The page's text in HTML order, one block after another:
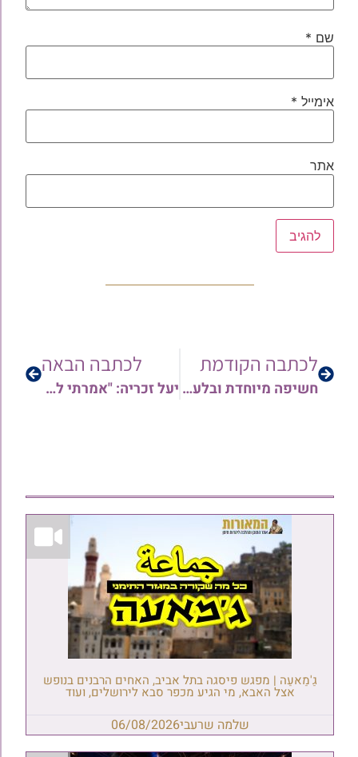
שם *
אימייל *
אתר
לכתבה הקודמת
חשיפה מיוחדת ובלעדית: מה דעת מרן הרב עזריה בסיס זצ"ל על חיסוני הקורונה? כל הפרטים
לכתבה הבאה
יעל זכריה: "אמרתי לבעלי או שאנחנו מוותרים עליו או שאנחנו משקיעים בו את כל העולם. ניצחנו"
גַ'מַאעַה | מפגש פיסגה בתל אביב, האחים הרבנים בנופש
אצל האבא, מי הגיע מכפר סבא לירושלים, ועוד
שלמה שרעבי06/08/2026